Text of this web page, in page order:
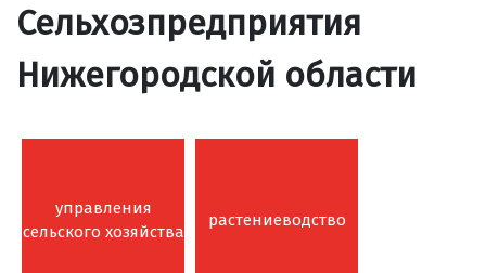
Сельхозпредприятия
Нижегородской области
управления
сельского хозяйства
растениеводство